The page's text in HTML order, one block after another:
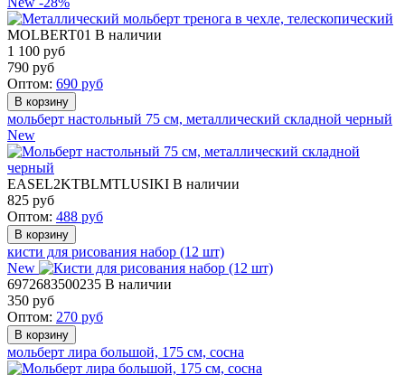
MOLBERT01 В наличии
1 100 руб
790 руб
Оптом: 690 руб
мольберт настольный 75 см, металлический складной черный
New
EASEL2KTBLMTLUSIKI В наличии
825 руб
Оптом: 488 руб
кисти для рисования набор (12 шт)
New
6972683500235 В наличии
350 руб
Оптом: 270 руб
мольберт лира большой, 175 см, сосна